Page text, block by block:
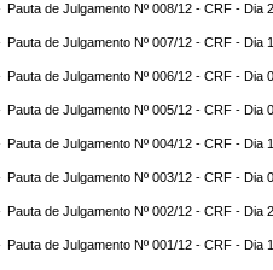
Pauta de Julgamento Nº 008/12 - CRF - Dia
Pauta de Julgamento Nº 007/12 - CRF - Dia
Pauta de Julgamento Nº 006/12 - CRF - Dia
Pauta de Julgamento Nº 005/12 - CRF - Dia
Pauta de Julgamento Nº 004/12 - CRF - Dia
Pauta de Julgamento Nº 003/12 - CRF - Dia
Pauta de Julgamento Nº 002/12 - CRF - Dia
Pauta de Julgamento Nº 001/12 - CRF - Dia